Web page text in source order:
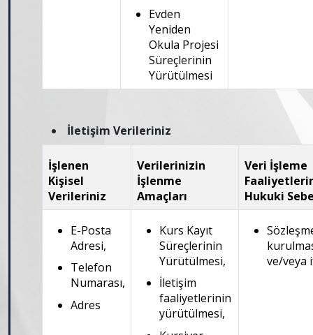
Evden
Yeniden
Okula Projesi
Süreçlerinin
Yürütülmesi
İletişim Verileriniz
İşlenen
Kişisel
Verileriniz
Verilerinizin
İşlenme
Amaçları
Veri İşleme
Hukuki
E-Posta
Adresi,
Telefon
Numarası,
Adres
Kurs Kayıt
Süreçlerinin
Yürütülmesi,
İletişim
faaliyetlerinin
yürütülmesi,
ve/veya